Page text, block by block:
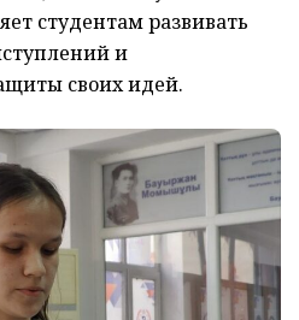
студентам развивать
и
своих идей.